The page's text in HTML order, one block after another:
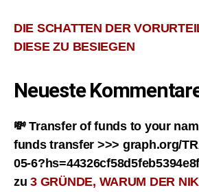
DIE SCHATTEN DER
DIESE ZU BESIEGEN
Neueste
💸 Transfer of funds to your
funds transfer >>> graph.org/
05-
zu3 GRÜNDE, WARUM DER